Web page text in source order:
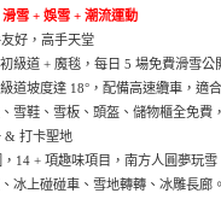
雪 + 娛雪 + 潮流運動
好，高手天堂
級道 + 魔毯，每日 5 場免費滑雪
道坡度達 18°，配備高速纜車，適
雪鞋、雪板、頭盔、儲物櫃全免費
& 打卡聖地
14 + 項趣味項目，南方人圓夢玩雪
冰上碰碰車、雪地轉轉、冰雕長廊。